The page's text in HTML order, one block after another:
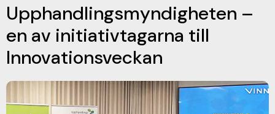
Upphandlingsmyndigheten –
en av initiativtagarna till
Innovationsveckan